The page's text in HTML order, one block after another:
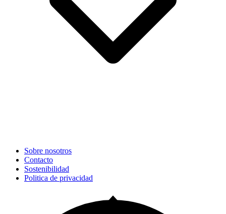
Sobre nosotros
Contacto
Sostenibilidad
Politica de privacidad